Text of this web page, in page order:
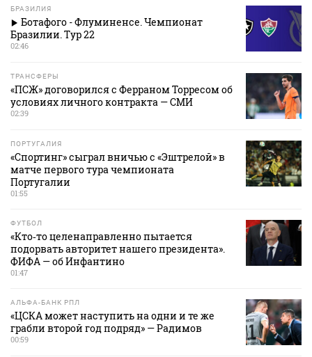
БРАЗИЛИЯ
Ботафого - Флуминенсе. Чемпионат
Бразилии. Тур 22
02:46
ТРАНСФЕРЫ
«ПСЖ» договорился с Ферраном Торресом об
условиях личного контракта — СМИ
02:39
ПОРТУГАЛИЯ
«Спортинг» сыграл вничью с «Эштрелой» в
матче первого тура чемпионата
Португалии
01:55
ФУТБОЛ
«Кто‑то целенаправленно пытается
подорвать авторитет нашего президента».
ФИФА — об Инфантино
01:47
АЛЬФА-БАНК РПЛ
«ЦСКА может наступить на одни и те же
грабли второй год подряд» — Радимов
00:59